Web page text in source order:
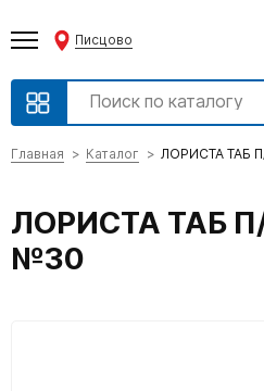
Писцово
Главная Каталог ЛОРИСТА ТАБ
ЛОРИСТА ТАБ
№30